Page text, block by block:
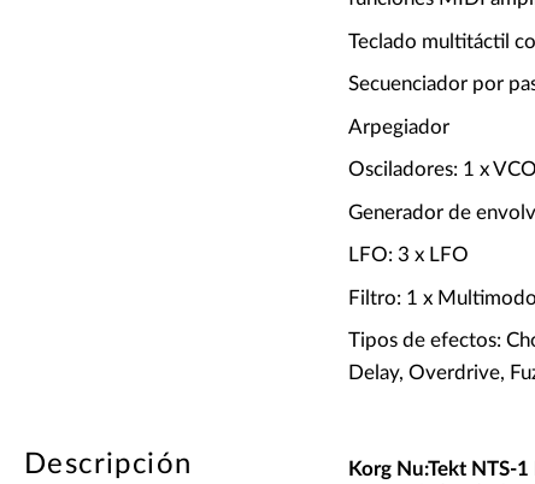
Teclado multitáctil
Secuenciador por
Arpegiador
Osciladores: 1 x VCO
Generador de
LFO: 3 x LFO
Filtro: 1 x Multimodo
Tipos de efectos:
Delay, Overdrive,
Descripción Korg Nu:Tekt NTS-1